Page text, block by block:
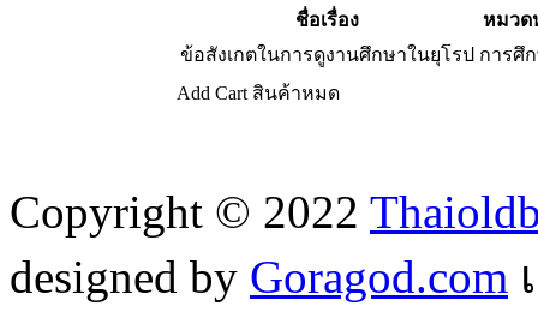
ชื่อเรื่อง
หมวด
ข้อสังเกตในการดูงานศึกษาในยุโรป การศึ
Add Cart สินค้าหมด
Copyright © 2022
designed by Goragod.com